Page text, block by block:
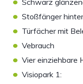
Schwarz
• Stoßfänger
• Türfächer mit
• Vebrauch
• Vier einziehbare
• Visiopark 1: